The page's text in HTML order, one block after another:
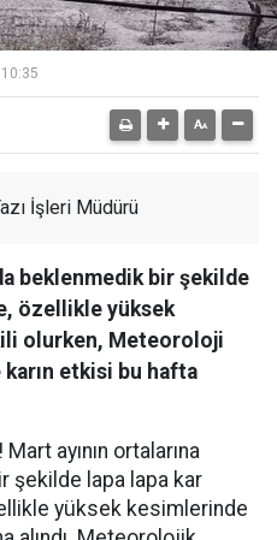
İşleri Müdürü
beklenmedik bir şekilde
özellikle yüksek
olurken, Meteoroloji
etkisi bu hafta
ayının ortalarına
şekilde lapa lapa kar
yüksek kesimlerinde